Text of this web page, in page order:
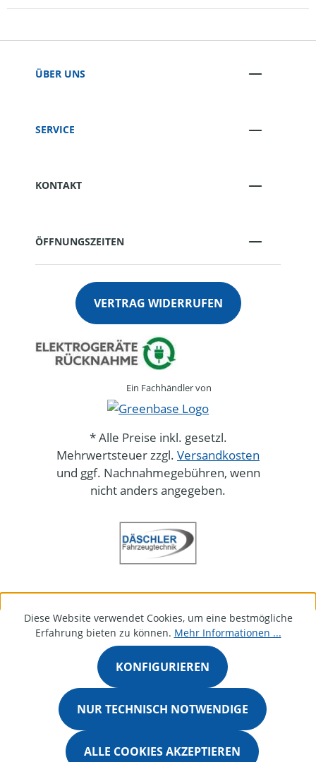
ÜBER UNS
SERVICE
KONTAKT
ÖFFNUNGSZEITEN
VERTRAG WIDERRUFEN
Ein Fachhändler von
* Alle Preise inkl. gesetzl.
Mehrwertsteuer zzgl. Versandkosten
und ggf. Nachnahmegebühren, wenn
nicht anders angegeben.
Diese Website verwendet Cookies, um eine bestmögliche
Erfahrung bieten zu können. Mehr Informationen ...
NUR TECHNISCH NOTWENDIGE
KONFIGURIEREN
ALLE COOKIES AKZEPTIEREN